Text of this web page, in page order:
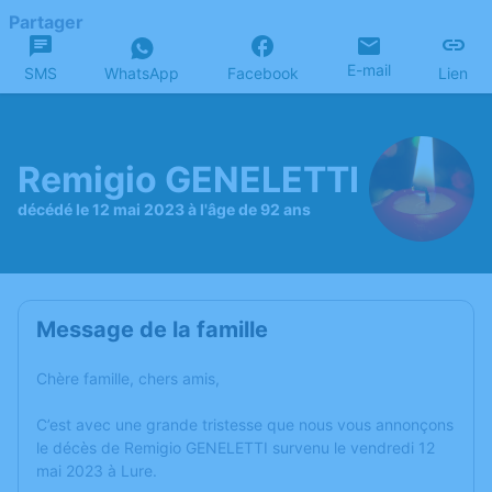
Partager
SMS WhatsApp Facebook E-mail Lien
Remigio GENELETTI
décédé le 12 mai 2023 à l'âge de 92 ans
Message de la famille
Chère famille, chers amis,
C’est avec une grande tristesse que nous vous annonçons
le décès de Remigio GENELETTI survenu le vendredi 12
mai 2023 à Lure.